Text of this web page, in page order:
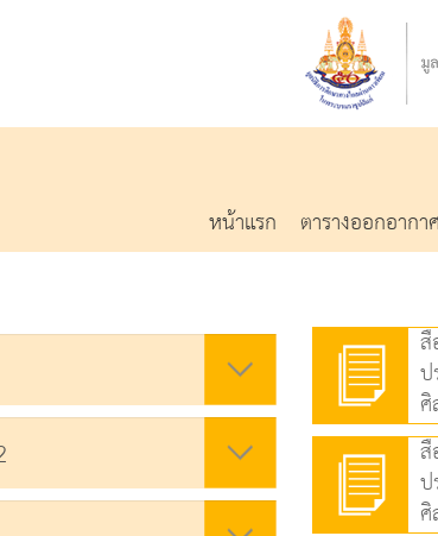
หน้าแรก ตารางออกอากาศ